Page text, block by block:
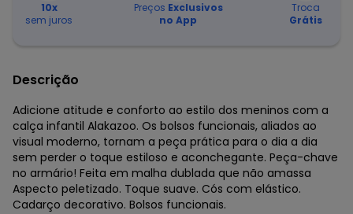
10x
sem juros
Preços Exclusivos
no App
Troca
Grátis
Descrição
Adicione atitude e conforto ao estilo dos meninos com a
calça infantil Alakazoo. Os bolsos funcionais, aliados ao
visual moderno, tornam a peça prática para o dia a dia
sem perder o toque estiloso e aconchegante. Peça-chave
no armário! Feita em malha dublada que não amassa
Aspecto peletizado. Toque suave. Cós com elástico.
Cadarço decorativo. Bolsos funcionais.